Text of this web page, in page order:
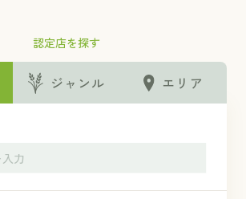
認定店を探す
ジャンル エリア